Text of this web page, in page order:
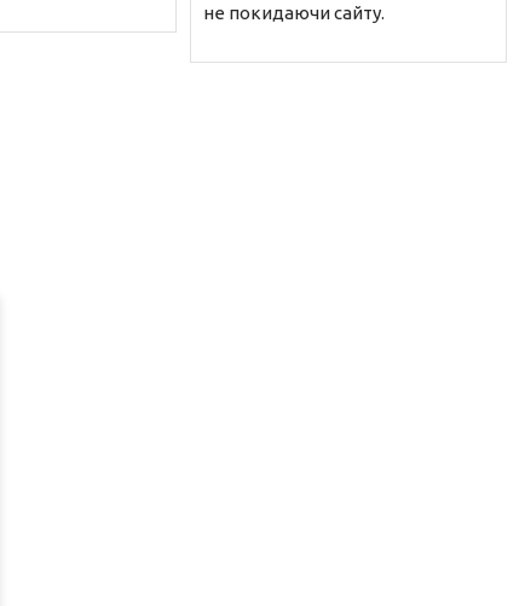
не покидаючи сайту.